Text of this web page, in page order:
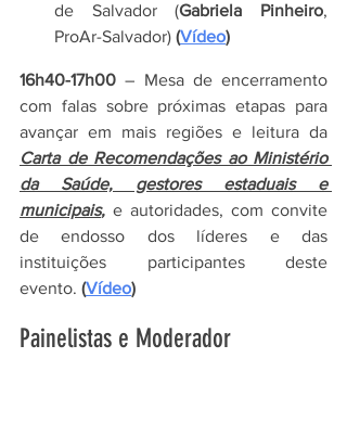
de Salvador (Gabriela Pinheiro,
ProAr-Salvador) (Vídeo)
16h40-17h00 – Mesa de encerramento
com falas sobre próximas etapas para
Carta de Recomendações ao Ministério
da Saúde, gestores estaduais e
municipais, e autoridades, com convite
de endosso dos líderes e das
instituições participantes deste
evento. (Vídeo)
Painelistas e Moderador